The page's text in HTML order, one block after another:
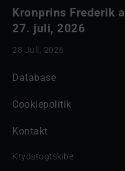
Kronprins Frederik
27. juli, 2026
28 Juli, 2026
Database
Cookiepolitik
Kontakt
Krydstogtskibe